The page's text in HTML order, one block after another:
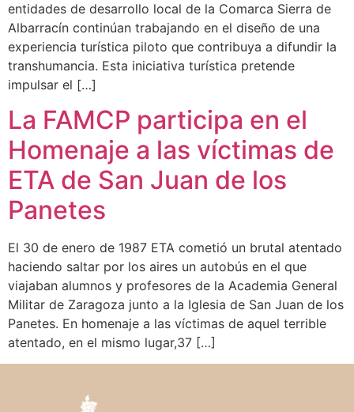
entidades de desarrollo local de la Comarca Sierra de
Albarracín continúan trabajando en el diseño de una
experiencia turística piloto que contribuya a difundir la
transhumancia. Esta iniciativa turística pretende
impulsar el […]
La FAMCP participa en el
Homenaje a las víctimas de
ETA de San Juan de los
Panetes
El 30 de enero de 1987 ETA cometió un brutal atentado
haciendo saltar por los aires un autobús en el que
viajaban alumnos y profesores de la Academia General
Militar de Zaragoza junto a la Iglesia de San Juan de los
Panetes. En homenaje a las víctimas de aquel terrible
atentado, en el mismo lugar,37 […]